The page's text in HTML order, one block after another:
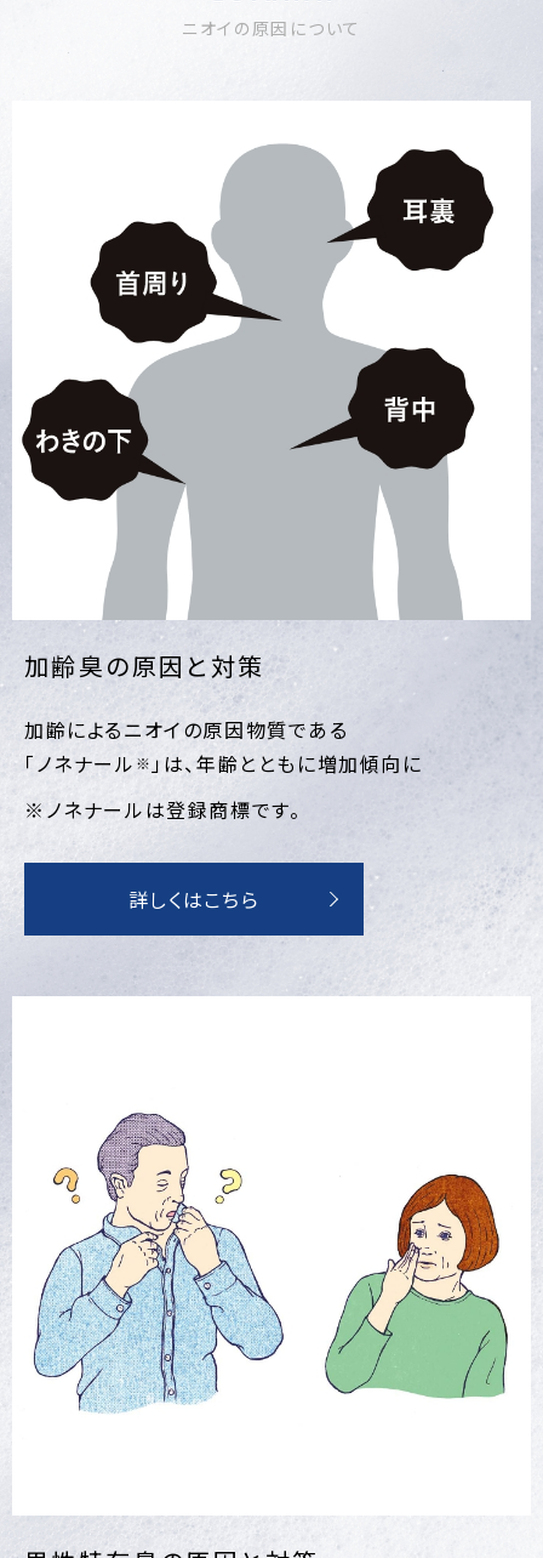
ニオイの原因について
加齢臭の原因と対策
加齢によるニオイの原因物質である
「ノネナール ※ 」は、年齢とともに増加傾向に
※ノネナールは登録商標です。
詳しくはこちら